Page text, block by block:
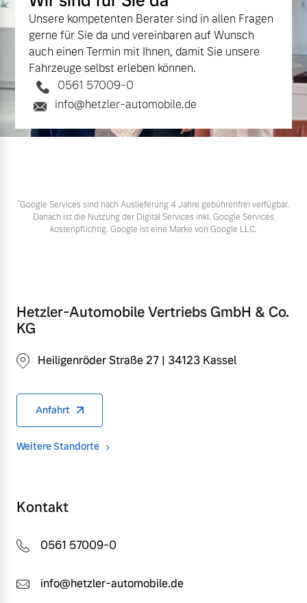
Unsere kompetenten Berater sind in allen Fragen
gerne für Sie da und vereinbaren auf Wunsch
auch einen Termin mit Ihnen, damit Sie unsere
Fahrzeuge selbst erleben können.
0561 57009-0
info@hetzler-automobile.de
*Google Services sind nach Auslieferung 4 Jahre gebührenfrei verfügbar.
Danach ist die Nutzung der Digital Services inkl. Google Services
kostenpflichtig. Google ist eine Marke von Google LLC.
Hetzler-Automobile Vertriebs GmbH & Co.
KG
Heiligenröder Straße 27 | 34123 Kassel
Anfahrt
Weitere Standorte
Kontakt
0561 57009-0
info@hetzler-automobile.de